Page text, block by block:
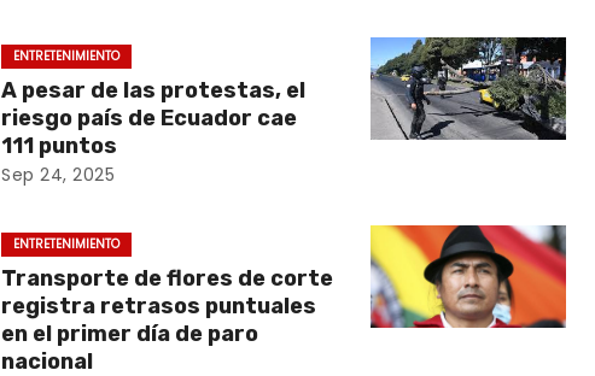
ENTRETENIMIENTO
A pesar de las protestas, el
riesgo país de Ecuador cae
111 puntos
Sep 24, 2025
ENTRETENIMIENTO
Transporte de flores de corte
registra retrasos puntuales
en el primer día de paro
nacional